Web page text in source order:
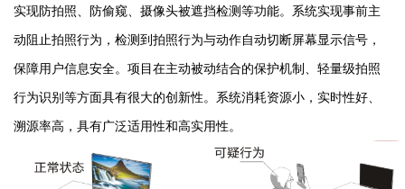
实现防拍照、防偷窥、摄像头被遮挡检测等功能。系统实现事前主
动阻止拍照行为，检测到拍照行为与动作自动切断屏幕显示信号，
保障用户信息安全。项目在主动被动结合的保护机制、轻量级拍照
行为识别等方面具有很大的创新性。系统消耗资源小，实时性好、
溯源率高，具有广泛适用性和高实用性。